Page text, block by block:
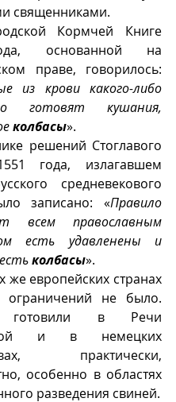
священниками.
Кормчей Книге
основанной на
праве, говорилось:
из крови какого-либо
готовят кушания,
колбасы».
решений Стоглавого
года, излагавшем
средневекового
записано: «Правило
всем православным
есть удавленены и
колбасы».
же европейских странах
в Речи
и в немецких
практически,
особенно в областях